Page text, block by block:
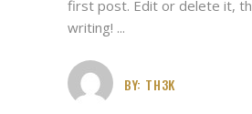
first post. Edit or delete it,
writing!
BY: TH3K